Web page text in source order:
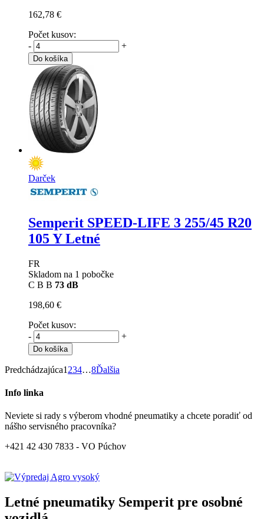
162,78 €
Počet kusov:
-
+
Do košíka
Darček
Semperit SPEED-LIFE 3 255/45 R20
105 Y Letné
FR
Skladom na 1 pobočke
C B B 73 dB
198,60 €
Počet kusov:
-
+
Do košíka
Predchádzajúca1 234…8Ďalšia
Info linka
Neviete si rady s výberom vhodné pneumatiky a chcete poradiť od
nášho servisného pracovníka?
+421 42 430 7833 - VO Púchov
Letné pneumatiky Semperit pre osobné